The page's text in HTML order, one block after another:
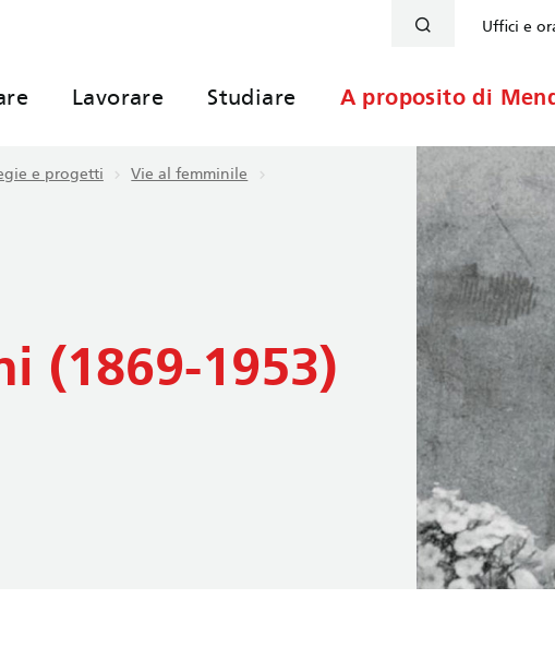
Uffici e
Lavorare Studiare A proposito di
e progetti
Vie al femminile
(1869-1953)